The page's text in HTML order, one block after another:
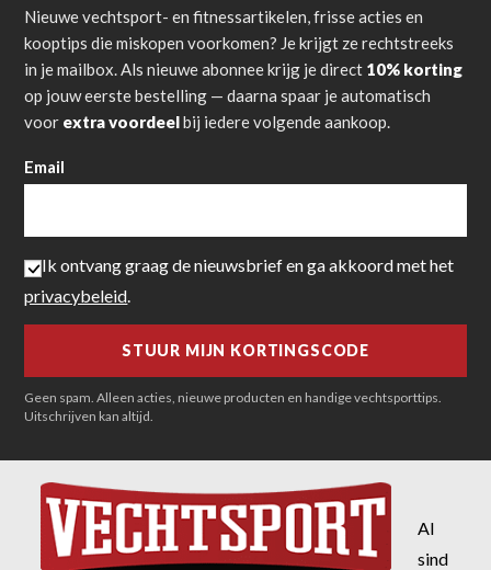
Nieuwe vechtsport- en fitnessartikelen, frisse acties en
kooptips die miskopen voorkomen? Je krijgt ze rechtstreeks
in je mailbox. Als nieuwe abonnee krijg je direct 10% korting
op jouw eerste bestelling — daarna spaar je automatisch
voor extra voordeelbij iedere volgende aankoop.
Email
Ik ontvang graag de nieuwsbrief en ga akkoord met het
privacybeleid
Geen spam. Alleen acties, nieuwe producten en handige vechtsporttips.
Uitschrijven kan altijd.
Al
sind